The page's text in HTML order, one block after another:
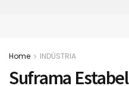
Home INDÚSTRIA
Suframa